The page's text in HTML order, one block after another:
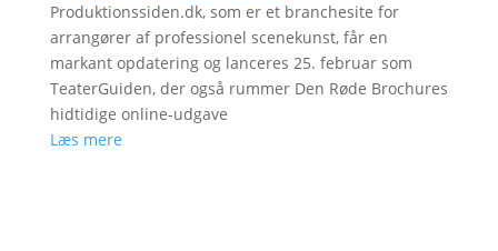
Produktionssiden.dk, som er et branchesite for
arrangører af professionel scenekunst, får en
markant opdatering og lanceres 25. februar som
TeaterGuiden, der også rummer Den Røde Brochures
hidtidige online-udgave
Læs mere